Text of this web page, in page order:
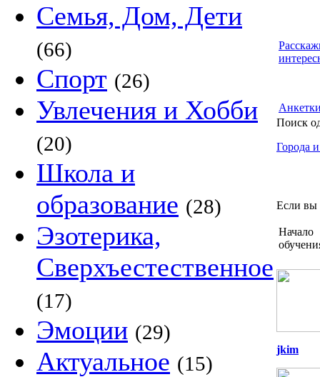
Семья, Дом, Дети
(66)
Спорт (26)
Увлечения и Хобби
(20)
Школа и
образование (28)
Эзотерика,
Сверхъестественное
(17)
Эмоции (29)
Актуальное (15)
Поиск
Города
Если вы
Начало
jkim